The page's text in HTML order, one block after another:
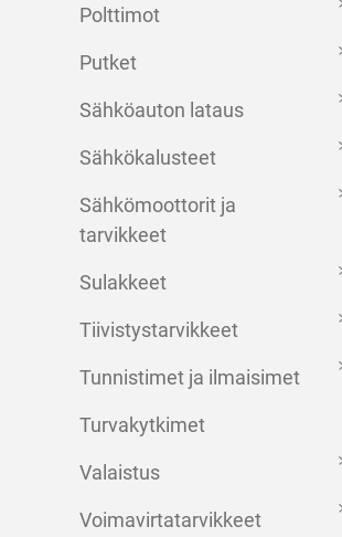
Polttimot
Putket
Sähköauton lataus
Sähkökalusteet
Sähkömoottorit ja
tarvikkeet
Sulakkeet
Tiivistystarvikkeet
Tunnistimet ja ilmaisimet
Turvakytkimet
Valaistus
Voimavirtatarvikkeet